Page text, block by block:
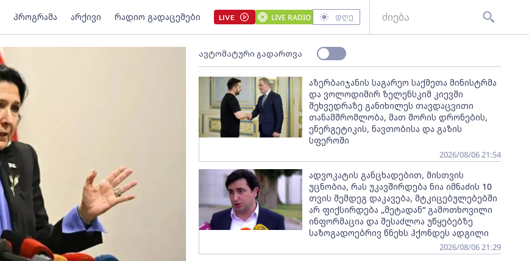
პროგრამა არქივი რადიო გადაცემები LIVE LIVE RADIO დღე
ავტომატური გადართვა
აზერბაიჯანის საგარეო საქმეთა მინისტრმა
და ვოლოდიმირ ზელენსკიმ კიევში
შეხვედრაზე განიხილეს თავდაცვითი
თანამშრომლობა, მათ შორის დრონების,
ენერგეტიკის, ნავთობისა და გაზის
სფეროში
2026/08/06 21:54
ადვოკატის განცხადებით, მისთვის
უცნობია, რას უკავშირდება ნია იმნაძის 10
თვის შემდეგ დაკავება, მტკიცებულებებში
არ ფიქსირდება „მეტადან“ გამოთხოვილი
ინფორმაცია და შესაძლოა უწყებებზე
საზოგადოებრივ წნეხს ჰქონდეს ადგილი
2026/08/06 21:29